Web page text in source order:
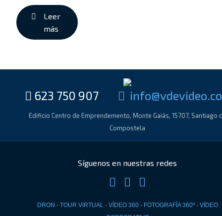
Leer
más
623 750 907
Edificio Centro de Emprendemento, Monte Gaiás, 15707, Santiago
Compostela
DRON · TOUR VIRTUAL· VÍDEO 360· FOTOGRAFÍA 360º· VÍDEO